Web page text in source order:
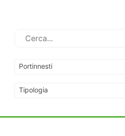
Portinnesti
Tipologia